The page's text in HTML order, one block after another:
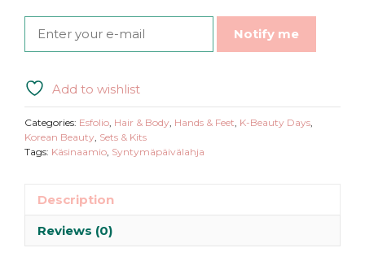
Notify me
Add to wishlist
Categories: Esfolio, Hair & Body, Hands & Feet, K-Beauty Days,
Korean Beauty, Sets & Kits
Tags: Käsinaamio, Syntymäpäivälahja
Description
Reviews (0)